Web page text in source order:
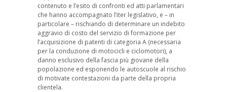
contenuto e l’esito di confronti ed atti parlamentari
che hanno accompagnato l’iter legislativo, e – in
particolare – rischiando di determinare un indebito
aggravio di costo del servizio di formazione per
l’acquisizione di patenti di categoria A (necessaria
per la conduzione di motocicli e ciclomotori), a
danno esclusivo della fascia più giovane della
popolazione ed esponendo le autoscuole al rischio
di motivate contestazioni da parte della propria
clientela.